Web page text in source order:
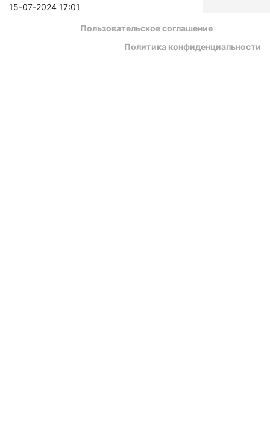
15-07-2024 17:01
Пользовательское соглашение
Политика конфиденциальности